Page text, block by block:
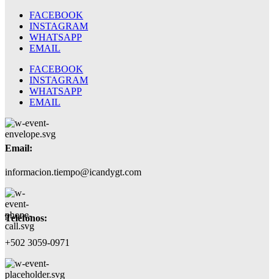
FACEBOOK
INSTAGRAM
WHATSAPP
EMAIL
FACEBOOK
INSTAGRAM
WHATSAPP
EMAIL
Email:
informacion.tiempo@icandygt.com
Teléfonos:
+502 3059-0971